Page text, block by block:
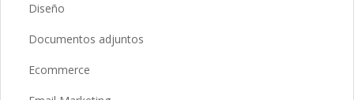
Diseño
Documentos adjuntos
Ecommerce